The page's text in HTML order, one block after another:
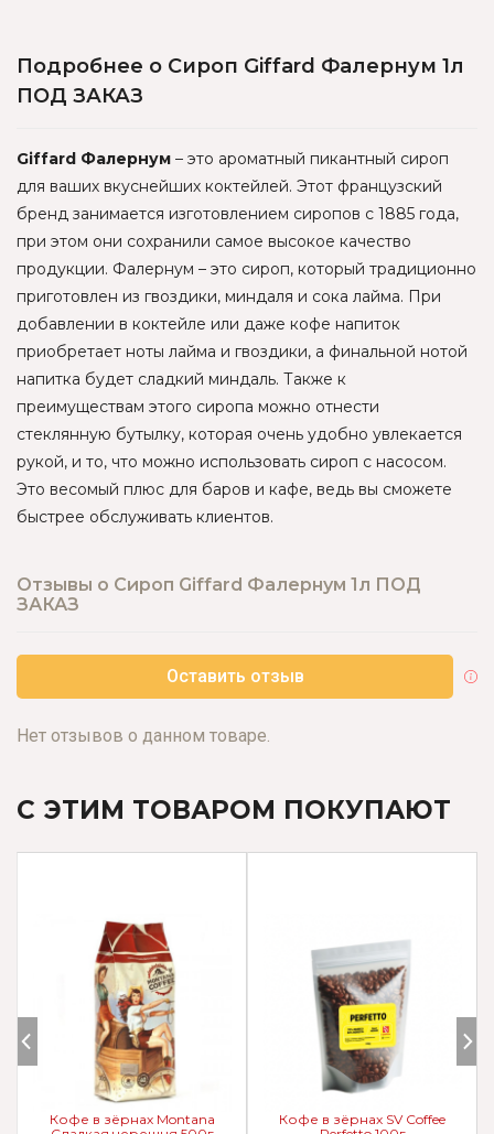
Подробнее о Сироп Giffard Фалернум 1л
ПОД ЗАКАЗ
Giffard Фалернум – это ароматный пикантный сироп
для ваших вкуснейших коктейлей. Этот французский
бренд занимается изготовлением сиропов с 1885 года,
при этом они сохранили самое высокое качество
продукции. Фалернум – это сироп, который традиционно
приготовлен из гвоздики, миндаля и сока лайма. При
добавлении в коктейле или даже кофе напиток
приобретает ноты лайма и гвоздики, а финальной нотой
напитка будет сладкий миндаль. Также к
преимуществам этого сиропа можно отнести
стеклянную бутылку, которая очень удобно увлекается
рукой, и то, что можно использовать сироп с насосом.
Это весомый плюс для баров и кафе, ведь вы сможете
быстрее обслуживать клиентов.
Отзывы о Сироп Giffard Фалернум 1л ПОД
ЗАКАЗ
Оставить отзыв
Нет отзывов о данном товаре.
С ЭТИМ ТОВАРОМ ПОКУПАЮТ
Кофе в зёрнах SV Coffee
Кофе в зёрнах Montana